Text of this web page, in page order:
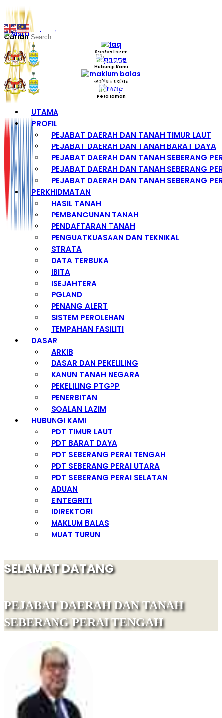
Carian
Soalan Lazim
Hubungi Kami
Maklum Balas
Peta Laman
UTAMA
PROFIL
PEJABAT DAERAH DAN TANAH TIMUR LAUT
PEJABAT DAERAH DAN TANAH BARAT DAYA
PEJABAT DAERAH DAN TANAH SEBERANG
PEJABAT DAERAH DAN TANAH SEBERANG
PEJABAT DAERAH DAN TANAH SEBERANG
PERKHIDMATAN
HASIL TANAH
PEMBANGUNAN TANAH
PENDAFTARAN TANAH
PENGUATKUASAAN DAN TEKNIKAL
STRATA
DATA TERBUKA
IBITA
ISEJAHTERA
PGLAND
PENANG ALERT
SISTEM PEROLEHAN
TEMPAHAN FASILITI
DASAR
ARKIB
DASAR DAN PEKELILING
KANUN TANAH NEGARA
PEKELILING PTGPP
PENERBITAN
SOALAN LAZIM
HUBUNGI KAMI
PDT TIMUR LAUT
PDT BARAT DAYA
PDT SEBERANG PERAI TENGAH
PDT SEBERANG PERAI UTARA
PDT SEBERANG PERAI SELATAN
ADUAN
EINTEGRITI
IDIREKTORI
MAKLUM BALAS
MUAT TURUN
SELAMAT DATANG
PEJABAT DAERAH DAN TANAH
SEBERANG PERAI TENGAH